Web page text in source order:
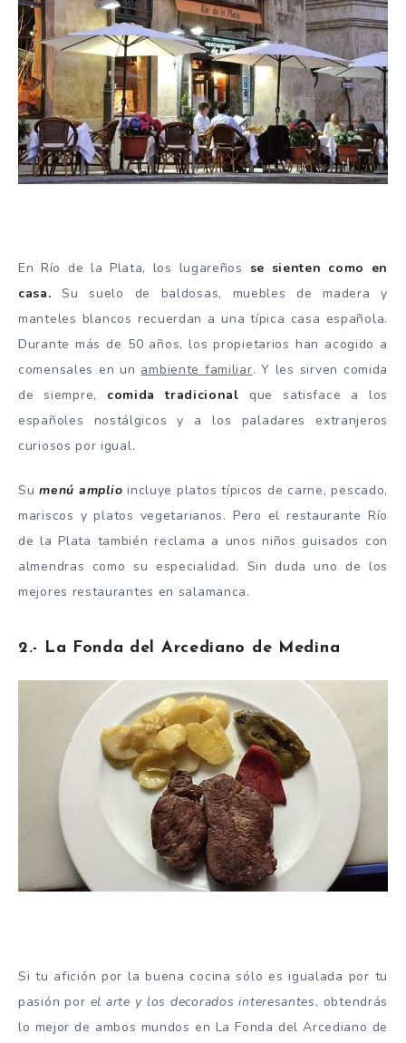
En Río de la Plata, los lugareños se sienten como en
casa. Su suelo de baldosas, muebles de madera y
manteles blancos recuerdan a una típica casa española.
Durante más de 50 años, los propietarios han acogido a
comensales en un ambiente familiar. Y les sirven comida
de siempre, comida tradicional que satisface a los
españoles nostálgicos y a los paladares extranjeros
curiosos por igual.
Sumenú amplio incluye platos típicos de carne, pescado,
mariscos y platos vegetarianos. Pero el restaurante Río
de la Plata también reclama a unos niños guisados con
almendras como su especialidad. Sin duda uno de los
mejores restaurantes en salamanca.
2.- La Fonda del Arcediano de Medina
Si tu afición por la buena cocina sólo es igualada por tu
pasión por el arte y los decorados interesantes, obtendrás
lo mejor de ambos mundos en La Fonda del Arcediano de